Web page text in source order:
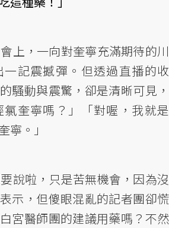
上，一向對奎寧充滿期待的川
記震撼彈。但透過直播的收
騷動與震驚，卻是清晰可見，
氯奎寧嗎？」「對喔，我就是
寧。」
要說啦，只是苦無機會，因為沒
示，但傻眼混亂的記者團卻慌
宮醫師團的建議用藥嗎？不然